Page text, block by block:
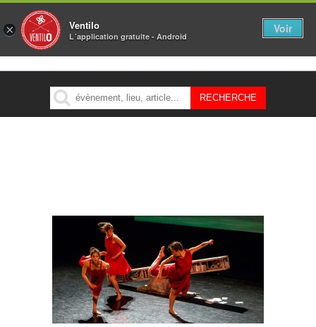
MENU
× Ventilo
L´application gratuite - Android
Voir